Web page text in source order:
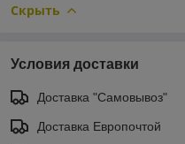
Скрыть
Условия доставки
Доставка "Самовывоз"
Доставка Европочтой